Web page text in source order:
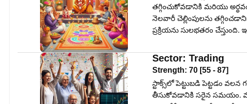
తగ్గించుకోవడానికి మరియు
నెలవారీ చెల్లింపులను
ప్రక్రియను సులభతరం చేస్తుంది.
Sector: Trading
Strength: 70 [55 - 87]
స్టాక్స్‌లో పెట్టుబడి పెట్టడం
తీసుకోవడానికి సరైన సమయం.